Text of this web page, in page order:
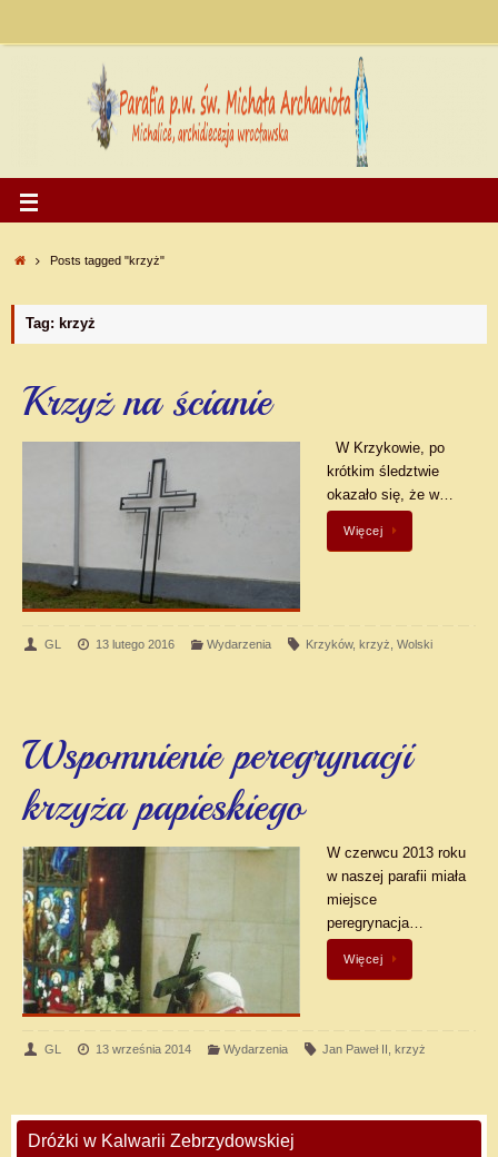
Posts tagged "krzyż"
Tag: krzyż
Krzyż na ścianie
W Krzykowie, po
krótkim śledztwie
okazało się, że w…
Więcej
GL 13 lutego 2016 Wydarzenia Krzyków,krzyż ,Wolski
Wspomnienie peregrynacji
krzyża papieskiego
W czerwcu 2013 roku
w naszej parafii miała
miejsce
peregrynacja…
Więcej
GL 13 września 2014 Wydarzenia Jan Paweł II ,krzyż
Dróżki w Kalwarii Zebrzydowskiej